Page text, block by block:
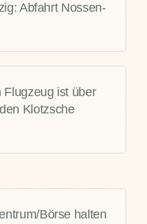
Abfahrt Nossen-
Flugzeug ist über
Klotzsche
Börse halten